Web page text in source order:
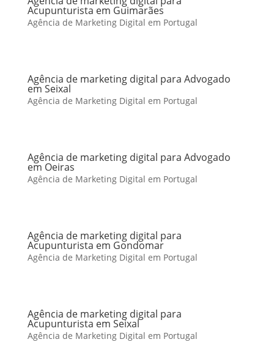
Acupunturista em Guimarães
Agência de Marketing Digital em Portugal
Agência de marketing digital para Advogado
em Seixal
Agência de Marketing Digital em Portugal
Agência de marketing digital para Advogado
em Oeiras
Agência de Marketing Digital em Portugal
Agência de marketing digital para
Acupunturista em Gondomar
Agência de Marketing Digital em Portugal
Agência de marketing digital para
Acupunturista em Seixal
Agência de Marketing Digital em Portugal